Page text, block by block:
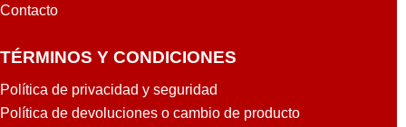
Contacto
TÉRMINOS Y CONDICIONES
Política de privacidad y seguridad
Política de devoluciones o cambio de producto